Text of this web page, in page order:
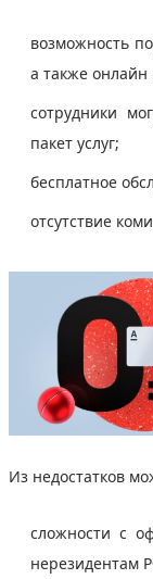
возможность
а также онлайн
сотрудники
пакет услуг;
бесплатное
отсутствие
Из недостатков
сложности с
нерезидентам